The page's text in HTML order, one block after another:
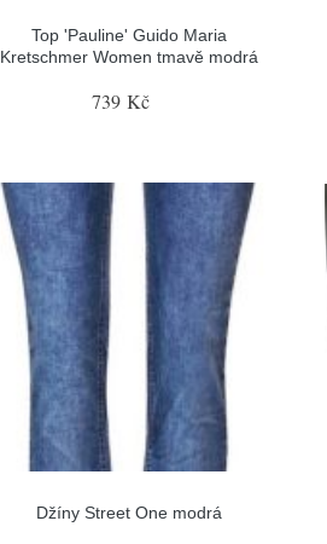
Top 'Pauline' Guido Maria
Kretschmer Women tmavě modrá
739 Kč
Džíny Street One modrá